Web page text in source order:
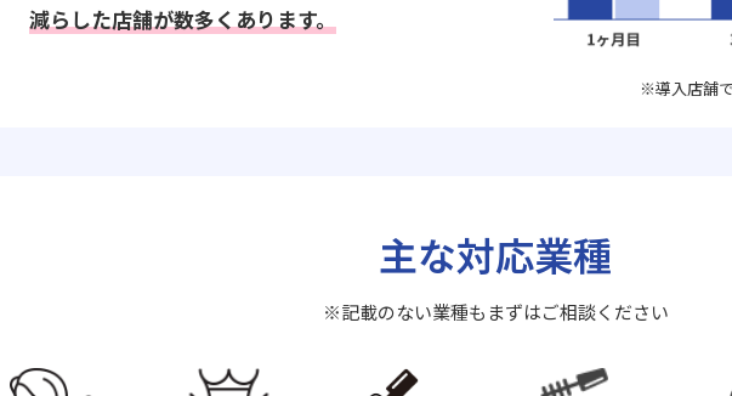
減らした店舗が数多くあります。
※導入店舗
主な対応業種
※記載のない業種もまずはご相談ください